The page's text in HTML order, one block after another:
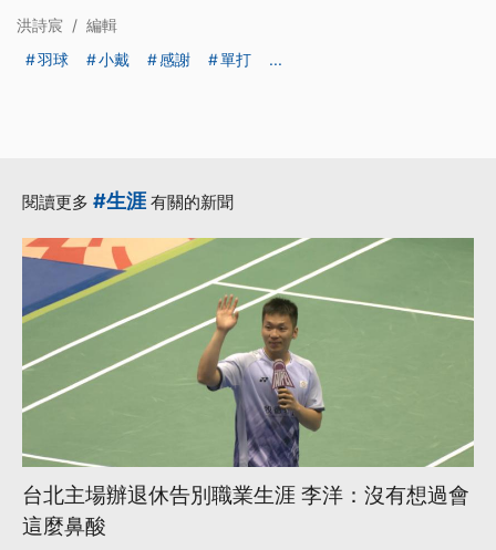
洪詩宸 / 編輯
羽球
小戴 感謝 單打 ...
閱讀更多 #生涯 有關的新聞
台北主場辦退休告別職業生涯 李洋：沒有想過會
這麼鼻酸